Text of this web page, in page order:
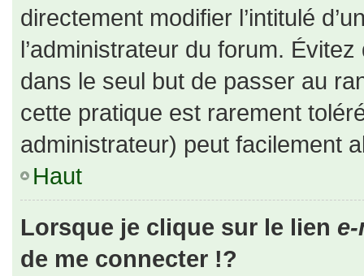
directement modifier l’intitulé
l’administrateur du forum.
dans le seul but de passer au
cette pratique est rarement
administrateur) peut facilement
Haut
Lorsque je clique sur le lien
de me connecter !?